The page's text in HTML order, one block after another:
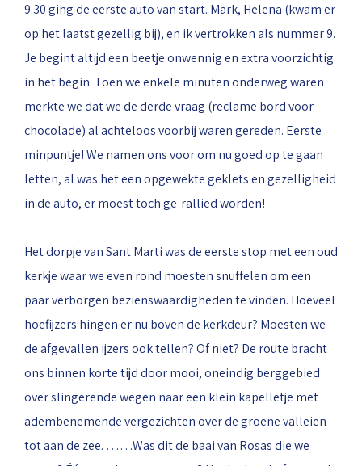
9.30 ging de eerste auto van start. Mark, Helena (kwam er
op het laatst gezellig bij), en ik vertrokken als nummer 9.
Je begint altijd een beetje onwennig en extra voorzichtig
in het begin. Toen we enkele minuten onderweg waren
merkte we dat we de derde vraag (reclame bord voor
chocolade) al achteloos voorbij waren gereden. Eerste
minpuntje! We namen ons voor om nu goed op te gaan
letten, al was het een opgewekte geklets en gezelligheid
in de auto, er moest toch ge-rallied worden!
Het dorpje van Sant Marti was de eerste stop met een oud
kerkje waar we even rond moesten snuffelen om een
paar verborgen bezienswaardigheden te vinden. Hoeveel
hoefijzers hingen er nu boven de kerkdeur? Moesten we
de afgevallen ijzers ook tellen? Of niet? De route bracht
ons binnen korte tijd door mooi, oneindig berggebied
over slingerende wegen naar een klein kapelletje met
adembenemende vergezichten over de groene valleien
tot aan de zee. ……Was dit de baai van Rosas die we